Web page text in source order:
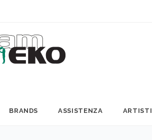
BRANDS ASSISTENZA ARTISTI